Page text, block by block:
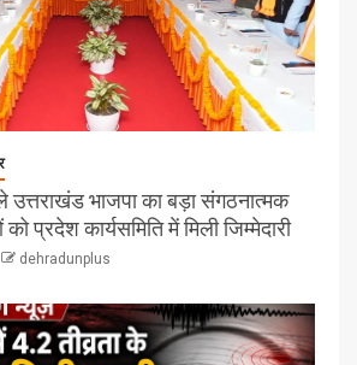
भाजपा का बड़ा संगठनात्मक
प्रदेश कार्यसमिति में मिली जिम्मेदारी
dehradunplus